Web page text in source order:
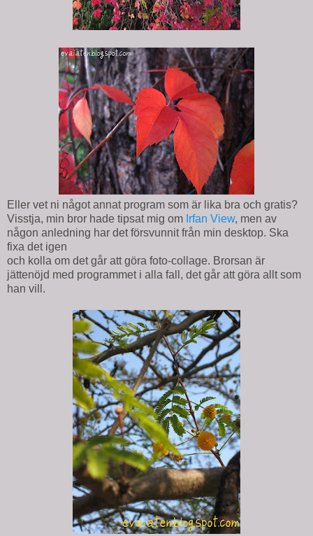
Eller vet ni något annat program som är lika bra och gratis?
Visstja, min bror hade tipsat mig om Irfan View, men av
någon anledning har det försvunnit från min desktop. Ska
fixa det igen
och kolla om det går att göra foto-collage. Brorsan är
jättenöjd med programmet i alla fall, det går att göra allt som
han vill.